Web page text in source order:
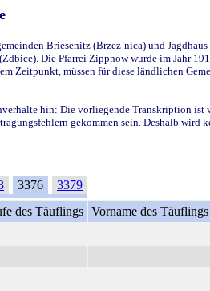
Briesenitz (Brzez`nica) und
Die Pfarrei Zippnow wurde im Jahr
müssen für diese ländlichen
hin: Die vorliegende Transkription
gekommen sein. Deshalb wird
3376
3379
des Täuflings Vorname des Täuflings